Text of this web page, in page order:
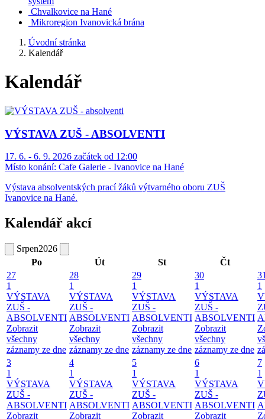
Chvalkovice na Hané
Mikroregion Ivanovická brána
Úvodní stránka
Kalendář
Kalendář
VÝSTAVA ZUŠ - ABSOLVENTI
17. 6. - 6. 9. 2026 začátek od 12:00
Místo konání: Cafe Galerie - Ivanovice na Hané
Výstava absolventských prací žáků výtvarného oboru ZUŠ
Ivanovice na Hané.
Kalendář akcí
Srpen2026
Po
Út St
Čt
27
1
VÝSTAVA
ZUŠ -
ABSOLVENTI
Zobrazit
všechny
záznamy ze dne
28
1
VÝSTAVA
ZUŠ -
ABSOLVENTI
Zobrazit
všechny
záznamy ze dne
29
1
VÝSTAVA
ZUŠ -
ABSOLVENTI
Zobrazit
všechny
záznamy ze dne
30
1
VÝSTAVA
ZUŠ -
ABSOLVENTI
Zobrazit
všechny
záznamy ze dne
1
3
1
VÝSTAVA
ZUŠ -
ABSOLVENTI
Zobrazit
4
1
VÝSTAVA
ZUŠ -
ABSOLVENTI
Zobrazit
5
1
VÝSTAVA
ZUŠ -
ABSOLVENTI
Zobrazit
6
1
VÝSTAVA
ZUŠ -
ABSOLVENTI
Zobrazit
7
1